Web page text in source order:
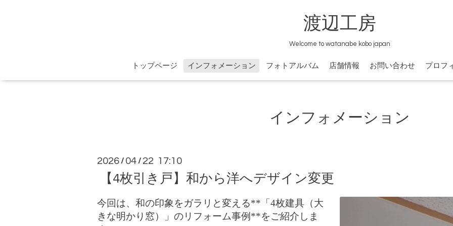
渡辺工房
Welcome to watanabe kobo japan
トップページ インフォメーション フォトアルバム 店舗情報 お問い合わせ プロフ
インフォメーション
2026 / 04 / 22 17:10
【4枚引き戸】和から洋へデザイン変更
今回は、和の印象をガラリと変える**「4枚建具（大
きな明かり窓）」のリフォーム事例**をご紹介しま